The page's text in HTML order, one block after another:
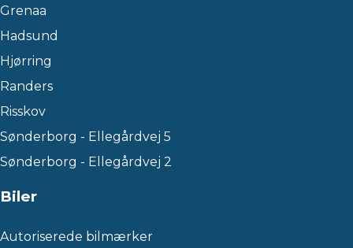
Grenaa
Hadsund
Hjørring
Randers
Risskov
Sønderborg - Ellegårdvej 5
Sønderborg - Ellegårdvej 2
Biler
Autoriserede bilmærker